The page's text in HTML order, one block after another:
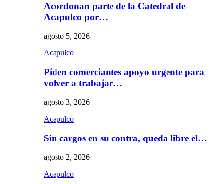
Acordonan parte de la Catedral de
Acapulco por…
agosto 5, 2026
Acapulco
Piden comerciantes apoyo urgente para
volver a trabajar…
agosto 3, 2026
Acapulco
Sin cargos en su contra, queda libre el…
agosto 2, 2026
Acapulco